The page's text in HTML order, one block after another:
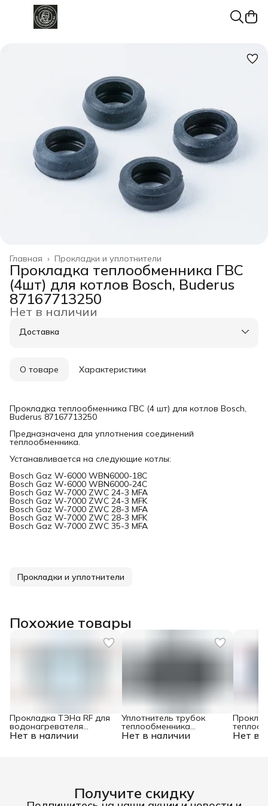
Прокладки и уплотнители
Главная ›
Прокладка теплообменника ГВС
(4шт) для котлов Bosch, Buderus
87167713250
Нет в наличии
Доставка
О товаре Характеристики
Прокладка теплообменника ГВС (4 шт) для котлов Bosch,
Buderus 87167713250
Предназначена для уплотнения соединений
теплообменника.
Устанавливается на следующие котлы:
Bosch Gaz W-6000 WBN6000-18C
Bosch Gaz W-6000 WBN6000-24C
Bosch Gaz W-7000 ZWC 24-3 MFA
Bosch Gaz W-7000 ZWC 24-3 MFK
Bosch Gaz W-7000 ZWC 28-3 MFA
Bosch Gaz W-7000 ZWC 28-3 MFK
Bosch Gaz W-7000 ZWC 35-3 MFA
Прокладки и уплотнители
Похожие товары
Нет в наличии
Прокладка ТЭНа RF для
водонагревателя
силиконовая (для ТЭНов Нет в наличии
Уплотнитель трубок
теплообменника
(комплект 4 штуки) для Нет в
мм (4
Получите скидку